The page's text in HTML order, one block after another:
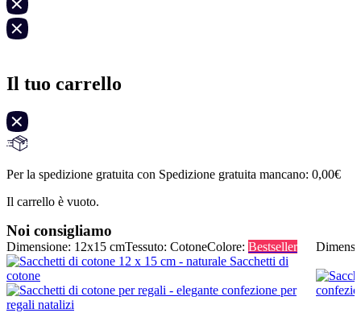
Il tuo carrello
Per la spedizione gratuita con Spedizione gratuita mancano: 0,00€
Il carrello è vuoto.
Noi consigliamo
Dimensione: 12x15 cmTessuto: CotoneColore: Bestseller